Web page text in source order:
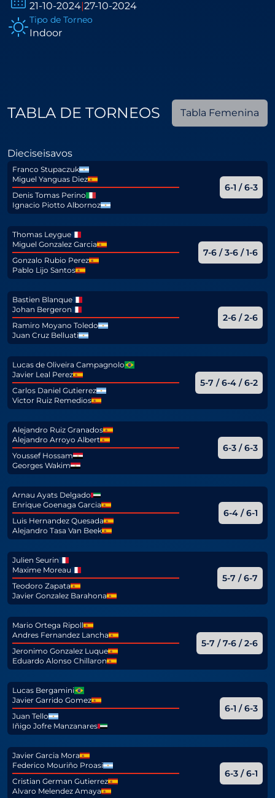
21-10-2024|27-10-2024
Tipo de Torneo
Indoor
TABLA DE TORNEOS Tabla Femenina
Dieciseisavos
Franco Stupaczuk
Miguel Yanguas Diez
Denis Tomas Perino
Ignacio Piotto Albornoz
6-1 / 6-3
Thomas Leygue
Miguel Gonzalez Garcia
Gonzalo Rubio Perez
Pablo Lijo Santos
7-6 / 3-6 / 1-6
Bastien Blanque
Johan Bergeron
Ramiro Moyano Toledo
Juan Cruz Belluati
2-6 / 2-6
Lucas de Oliveira Campagnolo
Javier Leal Perez
Carlos Daniel Gutierrez
Victor Ruiz Remedios
5-7 / 6-4 / 6-2
Alejandro Ruiz Granados
Alejandro Arroyo Albert
Youssef Hossam
Georges Wakim
6-3 / 6-3
Arnau Ayats Delgado
Enrique Goenaga Garcia
Luis Hernandez Quesada
Alejandro Tasa Van Beek
6-4 / 6-1
Julien Seurin
Maxime Moreau
Teodoro Zapata
Javier Gonzalez Barahona
5-7 / 6-7
Mario Ortega Ripoll
Andres Fernandez Lancha
Jeronimo Gonzalez Luque
Eduardo Alonso Chillaron
5-7 / 7-6 / 2-6
Lucas Bergamini
Javier Garrido Gomez
Juan Tello
Iñigo Jofre Manzanares
6-1 / 6-3
Javier Garcia Mora
Federico Mouriño Proasi
Cristian German Gutierrez
Alvaro Melendez Amaya
6-3 / 6-1